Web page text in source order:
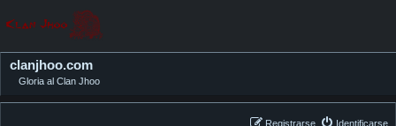
clanjhoo.com
Gloria al Clan Jhoo
Identificarse
Registrarse